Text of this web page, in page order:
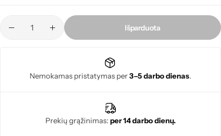
Išparduota
Nemokamas pristatymas per3–5 darbo dienas.
Prekių grąžinimas: per 14 darbo dienų.